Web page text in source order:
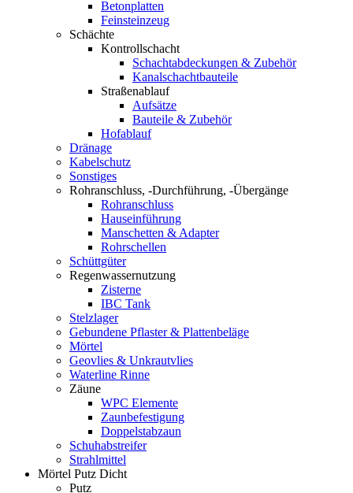
Betonplatten
Feinsteinzeug
Schächte
Kontrollschacht
Schachtabdeckungen & Zubehör
Kanalschachtbauteile
Straßenablauf
Aufsätze
Bauteile & Zubehör
Hofablauf
Dränage
Kabelschutz
Sonstiges
Rohranschluss, -Durchführung, -Übergänge
Rohranschluss
Hauseinführung
Manschetten & Adapter
Rohrschellen
Schüttgüter
Regenwassernutzung
Zisterne
IBC Tank
Stelzlager
Gebundene Pflaster & Plattenbeläge
Mörtel
Geovlies & Unkrautvlies
Waterline Rinne
Zäune
WPC Elemente
Zaunbefestigung
Doppelstabzaun
Schuhabstreifer
Strahlmittel
Mörtel Putz Dicht
Putz